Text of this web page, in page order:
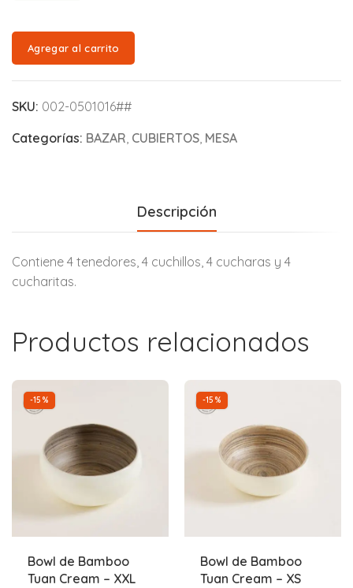
Agregar al carrito
SKU: 002-0501016##
Categorías: BAZAR, CUBIERTOS, MESA
Descripción
Contiene 4 tenedores, 4 cuchillos, 4 cucharas y 4
cucharitas.
Productos relacionados
-15%
Bowl de Bamboo
Tuan Cream – XXL
-15%
Bowl de Bamboo
Tuan Cream – XS